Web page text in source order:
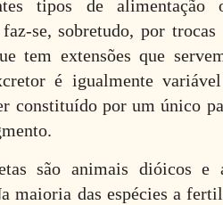
tipos de alimentação
se, sobretudo, por trocas
tem extensões que
é igualmente
constituído por um único
são animais dióicos e
maioria das espécies a